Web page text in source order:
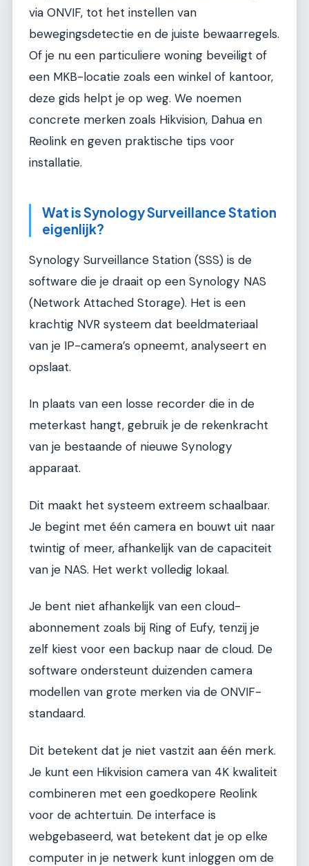
via ONVIF, tot het instellen van
bewegingsdetectie en de juiste bewaarregels.
Of je nu een particuliere woning beveiligt of
een MKB-locatie zoals een winkel of kantoor,
deze gids helpt je op weg. We noemen
concrete merken zoals Hikvision, Dahua en
Reolink en geven praktische tips voor
installatie.
Wat is Synology Surveillance Station
eigenlijk?
Synology Surveillance Station (SSS) is de
software die je draait op een Synology NAS
(Network Attached Storage). Het is een
krachtig NVR systeem dat beeldmateriaal
van je IP-camera’s opneemt, analyseert en
opslaat.
In plaats van een losse recorder die in de
meterkast hangt, gebruik je de rekenkracht
van je bestaande of nieuwe Synology
apparaat.
Dit maakt het systeem extreem schaalbaar.
Je begint met één camera en bouwt uit naar
twintig of meer, afhankelijk van de capaciteit
van je NAS. Het werkt volledig lokaal.
Je bent niet afhankelijk van een cloud-
abonnement zoals bij Ring of Eufy, tenzij je
zelf kiest voor een backup naar de cloud. De
software ondersteunt duizenden camera
modellen van grote merken via de ONVIF-
standaard.
Dit betekent dat je niet vastzit aan één merk.
Je kunt een Hikvision camera van 4K kwaliteit
combineren met een goedkopere Reolink
voor de achtertuin. De interface is
webgebaseerd, wat betekent dat je op elke
computer in je netwerk kunt inloggen om de